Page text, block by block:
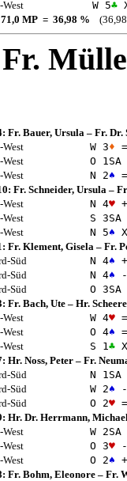
West W 5♣
MP = 36,98 %
Fr.
Fr. Bauer, Ursula – Fr. Dr.
West W 3♦ =
West O 1 SA
West N 2♠ =
Fr. Schneider, Ursula –
West N 4♥
West S 3SA
West N 5♠
Fr. Klement, Gisela – Fr.
Süd N 4♠
Süd N 4♠
Süd O 3SA
Fr. Bach, Ute– Hr.
West W 4♥=
West O 4♠ =
West S 1 ♣
Hr. Noss, Peter– Fr.
Süd N 1 SA
Süd W 2♠
Süd O 2♥=
Hr. Dr. Herrmann,
West W 2SA
West O 3♥-
West O 2♠
Fr. Bohm, Eleonore– Fr.